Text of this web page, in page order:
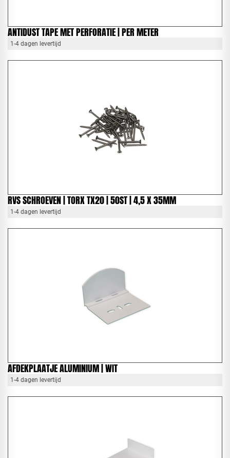
ANTIDUST TAPE MET PERFORATIE | PER METER
1-4 dagen levertijd
RVS SCHROEVEN | TORX TX20 | 50ST | 4,5 X 35MM
1-4 dagen levertijd
AFDEKPLAATJE ALUMINIUM | WIT
1-4 dagen levertijd